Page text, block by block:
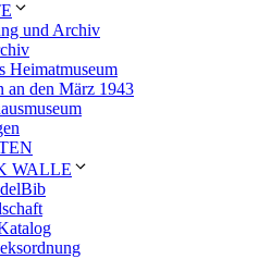
und Archiv
Heimatmuseum
an den März 1943
WALLE